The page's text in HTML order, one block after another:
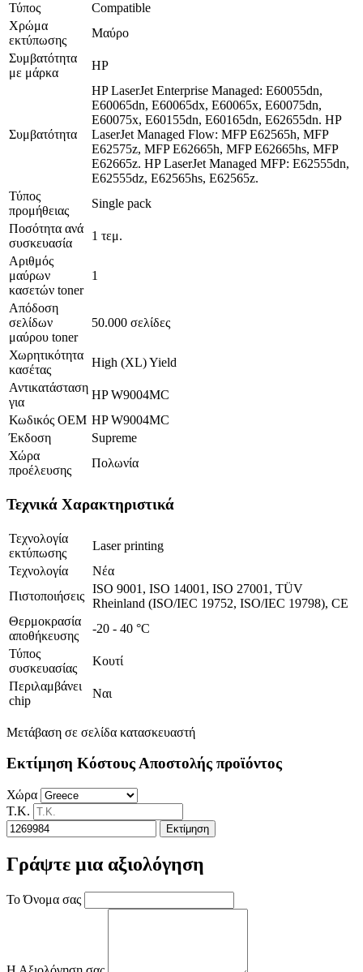
Τύπος
Compatible
Χρώμα
εκτύπωσης
Μαύρο
Συμβατότητα
με μάρκα
HP
Συμβατότητα
HP LaserJet Enterprise Managed: E60055dn,
E60065dn, E60065dx, E60065x, E60075dn,
E60075x, E60155dn, E60165dn, E62655dn. HP
LaserJet Managed Flow: MFP E62565h, MFP
E62575z, MFP E62665h, MFP E62665hs, MFP
E62665z. HP LaserJet Managed MFP: E62555dn,
E62555dz, E62565hs, E62565z.
Τύπος
προμήθειας
Single pack
Ποσότητα ανά
συσκευασία
1 τεμ.
Αριθμός
μαύρων
κασετών toner
1
Απόδοση
σελίδων
μαύρου toner
50.000 σελίδες
Χωρητικότητα
κασέτας
High (XL) Yield
Αντικατάσταση
για
HP W9004MC
Κωδικός OEM HP W9004MC
Έκδοση
Supreme
Χώρα
προέλευσης
Πολωνία
Τεχνικά Χαρακτηριστικά
Τεχνολογία
εκτύπωσης
Laser printing
Τεχνολογία
Νέα
Πιστοποιήσεις
ISO 9001, ISO 14001, ISO 27001, TÜV
Rheinland (ISO/IEC 19752, ISO/IEC 19798), CE
Θερμοκρασία
αποθήκευσης
-20 - 40 °C
Τύπος
συσκευασίας
Κουτί
Περιλαμβάνει
chip
Ναι
Μετάβαση σε σελίδα κατασκευαστή
Εκτίμηση Κόστους Αποστολής προϊόντος
Χώρα
Τ.Κ.
Εκτίμηση
Γράψτε μια αξιολόγηση
Το Όνομα σας